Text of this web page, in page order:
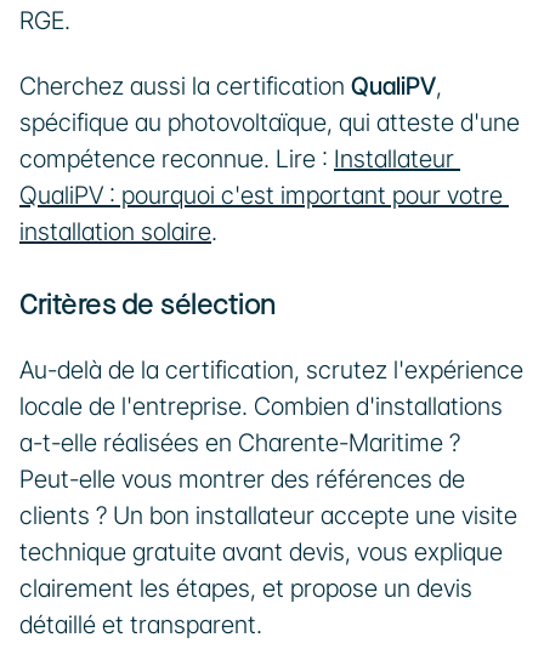
RGE.
Cherchez aussi la certification QualiPV,
spécifique au photovoltaïque, qui atteste d'une
compétence reconnue. Lire : Installateur
QualiPV : pourquoi c'est important pour votre
installation solaire.
Critères de sélection
Au-delà de la certification, scrutez l'expérience
locale de l'entreprise. Combien d'installations
a-t-elle réalisées en Charente-Maritime ?
Peut-elle vous montrer des références de
clients ? Un bon installateur accepte une visite
technique gratuite avant devis, vous explique
clairement les étapes, et propose un devis
détaillé et transparent.